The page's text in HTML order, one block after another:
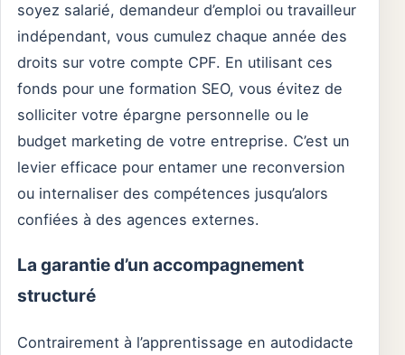
soyez salarié, demandeur d’emploi ou travailleur
indépendant, vous cumulez chaque année des
droits sur votre compte CPF. En utilisant ces
fonds pour une formation SEO, vous évitez de
solliciter votre épargne personnelle ou le
budget marketing de votre entreprise. C’est un
levier efficace pour entamer une reconversion
ou internaliser des compétences jusqu’alors
confiées à des agences externes.
La garantie d’un accompagnement
structuré
Contrairement à l’apprentissage en autodidacte